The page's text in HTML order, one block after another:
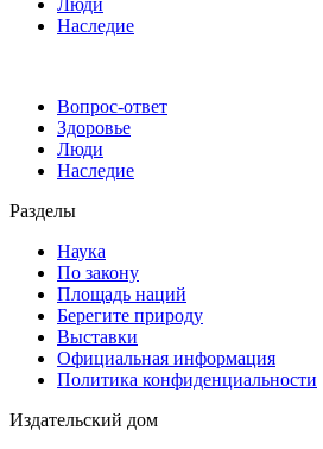
Люди
Наследие
Вопрос-ответ
Здоровье
Люди
Наследие
Разделы
Наука
По закону
Площадь наций
Берегите природу
Выставки
Официальная информация
Политика конфиденциальности
Издательский дом